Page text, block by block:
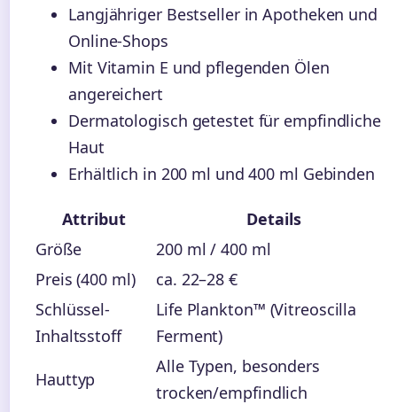
Langjähriger Bestseller in Apotheken und
Online-Shops
Mit Vitamin E und pflegenden Ölen
angereichert
Dermatologisch getestet für empfindliche
Haut
Erhältlich in 200 ml und 400 ml Gebinden
Attribut
Details
Größe
200 ml / 400 ml
Preis (400 ml)
ca. 22–28 €
Schlüssel-
Inhaltsstoff
Life Plankton™ (Vitreoscilla
Ferment)
Hauttyp
Alle Typen, besonders
trocken/empfindlich